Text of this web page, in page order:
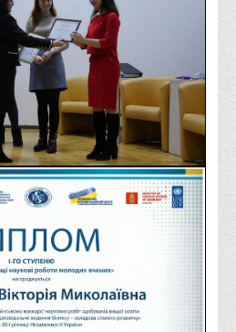
ресторанної справи
та спорту
управління
та цифрових технологій
перекладу
громадськістю